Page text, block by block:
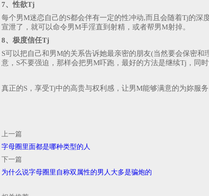
7、性欲Tj
每个男M迷恋自己的S都会伴有一定的性冲动,而且会随着Tj的深
宣泄了，就可以命令男M手淫直到射精，或者帮男M射掉。
8、极度信任Tj
S可以把自己和男M的关系告诉她最亲密的朋友(当然要会保密
意，S不要强迫，那样会把男M吓跑，最好的方法是继续Tj，同
真正的S，享受Tj中的高贵与权利感，让男M能够满意的为妳服
上一篇
字母圈里面都是哪种类型的人
下一篇
为什么说字母圈里自称双属性的男人大多是骗炮的